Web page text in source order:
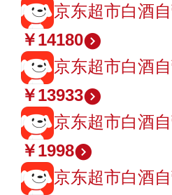
京东超市白酒
￥14180
京东超市白酒
￥13933
京东超市白酒
￥1998
京东超市白酒